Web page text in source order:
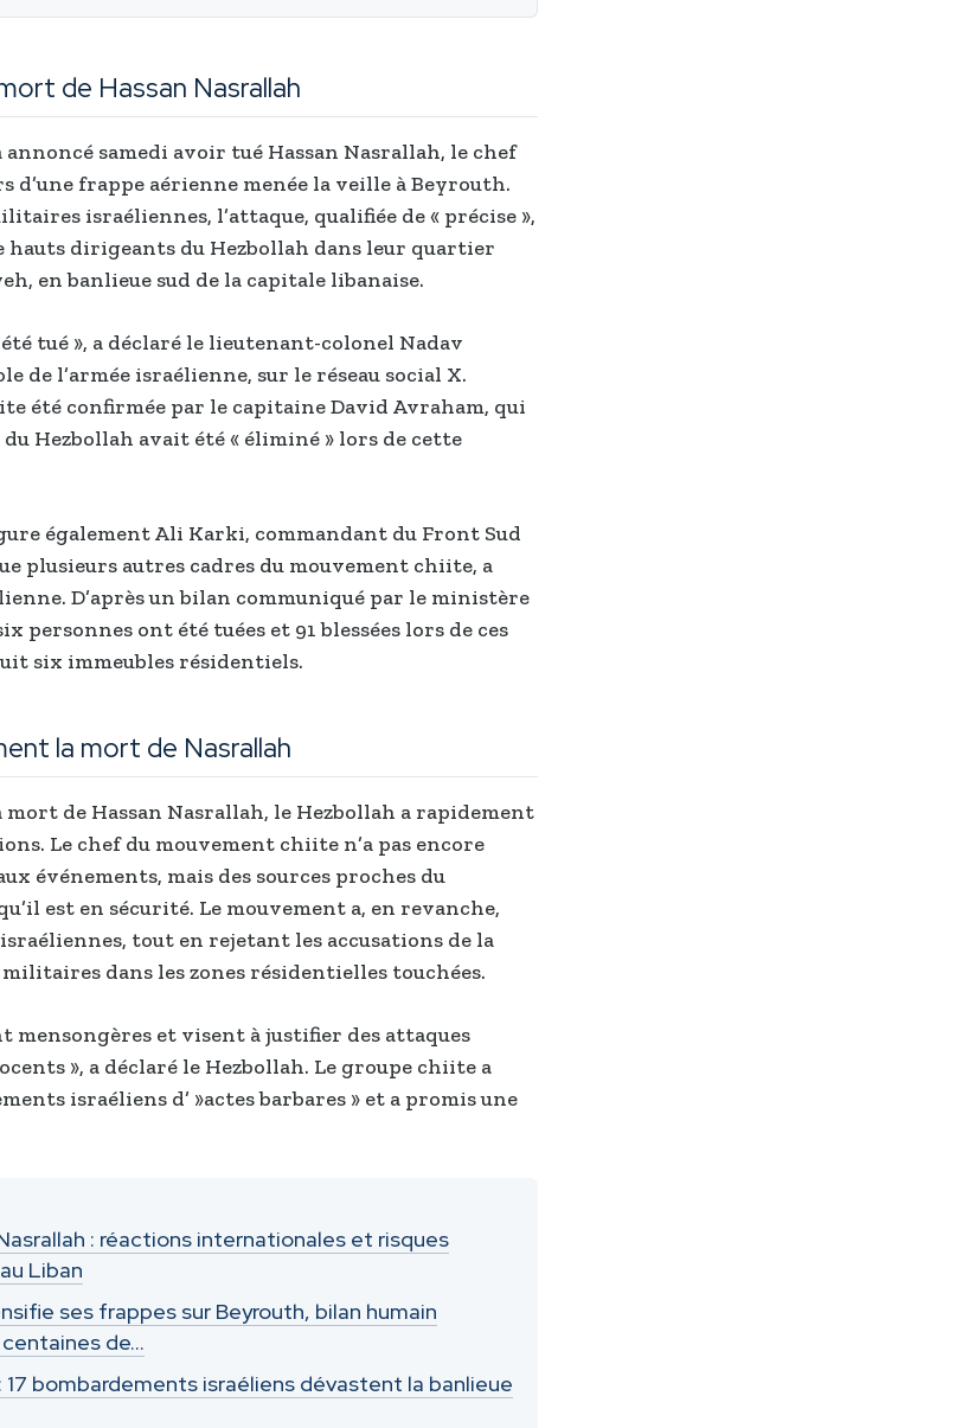
de Hassan Nasrallah
annoncé samedi avoir tué Hassan Nasrallah, le chef
d’une frappe aérienne menée la veille à Beyrouth.
israéliennes, l’attaque, qualifiée de « précise »,
hauts dirigeants du Hezbollah dans leur quartier
en banlieue sud de la capitale libanaise.
tué », a déclaré le lieutenant-colonel Nadav
de l’armée israélienne, sur le réseau social X.
été confirmée par le capitaine David Avraham, qui
du Hezbollah avait été « éliminé » lors de cette
également Ali Karki, commandant du Front Sud
plusieurs autres cadres du mouvement chiite, a
D’après un bilan communiqué par le ministère
personnes ont été tuées et 91 blessées lors de ces
six immeubles résidentiels.
la mort de Nasrallah
mort de Hassan Nasrallah, le Hezbollah a rapidement
Le chef du mouvement chiite n’a pas encore
événements, mais des sources proches du
est en sécurité. Le mouvement a, en revanche,
tout en rejetant les accusations de la
militaires dans les zones résidentielles touchées.
mensongères et visent à justifier des attaques
», a déclaré le Hezbollah. Le groupe chiite a
israéliens d’ »actes barbares » et a promis une
: réactions internationales et risques
Liban
ses frappes sur Beyrouth, bilan humain
de…
17 bombardements israéliens dévastent la banlieue